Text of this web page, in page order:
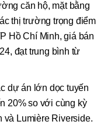
căn hộ, mặt bằng
thị trường trọng điểm
Hồ Chí Minh, giá bán
đạt trung bình từ
dự án lớn dọc tuyến
20% so với cùng kỳ
Lumière Riverside.